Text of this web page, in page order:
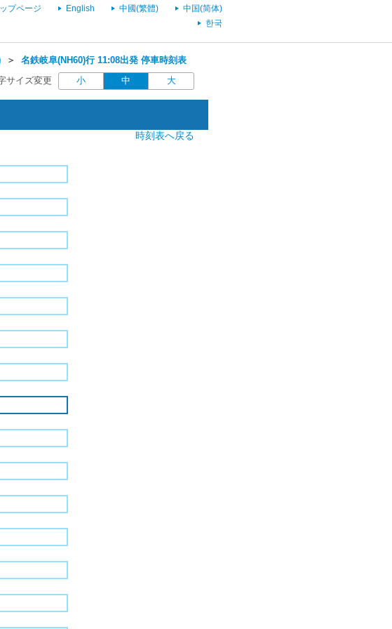
プページ English 中國(繁體)
中国(简体)
한국
＞ 名鉄岐阜(NH60)行 11:08出発 停車時刻表
サイズ変更 小 中 大
時刻表へ戻る